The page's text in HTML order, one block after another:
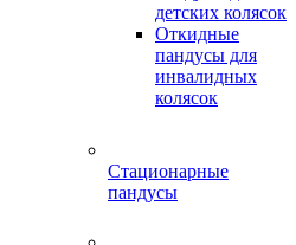
детских колясок
Откидные
пандусы для
инвалидных
колясок
Стационарные
пандусы